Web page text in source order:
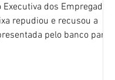
dos Empregados
repudiou e recusou a
pelo banco para o